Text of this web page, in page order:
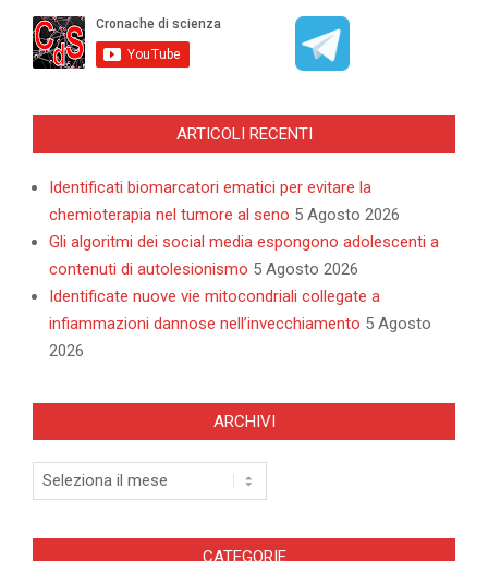
ARTICOLI RECENTI
Identificati biomarcatori ematici per evitare la
chemioterapia nel tumore al seno 5 Agosto 2026
Gli algoritmi dei social media espongono adolescenti a
contenuti di autolesionismo 5 Agosto 2026
Identificate nuove vie mitocondriali collegate a
infiammazioni dannose nell’invecchiamento 5 Agosto
2026
ARCHIVI
Archivi
CATEGORIE